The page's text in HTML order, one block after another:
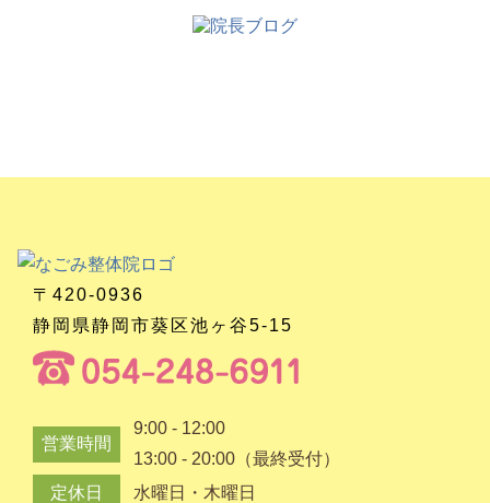
〒420-0936
静岡県静岡市葵区池ヶ谷5-15
営業時間
9:00 - 12:00
13:00 - 20:00（最終受付）
定休日
水曜日・木曜日